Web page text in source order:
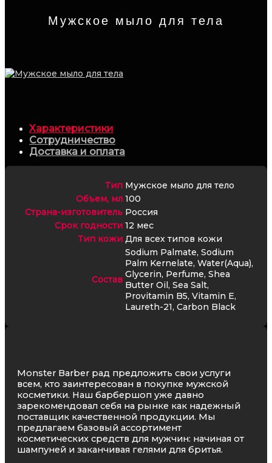
Мужское мыло для тела
Характеристики
Сотрудничество
Доставка и оплата
Тип Мужское мыло для тело
Объем, мл 100
Страна-изготовитель Россия
Срок годности 12 мес
Тип кожи Для всех типов кожи
Состав
Sodium Palmate, Sodium
Palm Kernelate, Water(Aqua),
Glycerin, Perfume, Shea
Butter Oil, Sea Salt,
Provitamin B5, Vitamin E,
Laureth-21, Carbon Black
Monster Barber рад предложить свои услуги
всем, кто заинтересован в покупке мужской
косметики. Наш барбершоп уже давно
зарекомендовал себя на рынке как надежный
поставщик качественной продукции. Мы
предлагаем базовый ассортимент
косметических средств для мужчин: начиная от
шампуней и заканчивая гелями для бритья.